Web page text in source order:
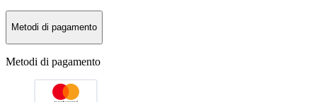
Metodi di pagamento
Metodi di pagamento